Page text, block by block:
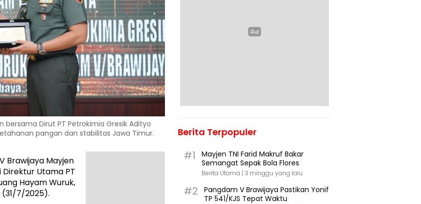
bersama Dirut PT Petrokimia Gresik Adityo
pangan dan stabilitas Jawa Timur.
Brawijaya Mayjen
Direktur Utama PT
Hayam Wuruk,
7/2025).
Berita Terpopuler
#1
Mayjen TNI Farid Makruf Bakar
Semangat Sepak Bola Flores
Berita Utama | 3 minggu yang lalu
#2
Pangdam V Brawijaya Pastikan Yonif
TP 541/KJS Tepat Waktu